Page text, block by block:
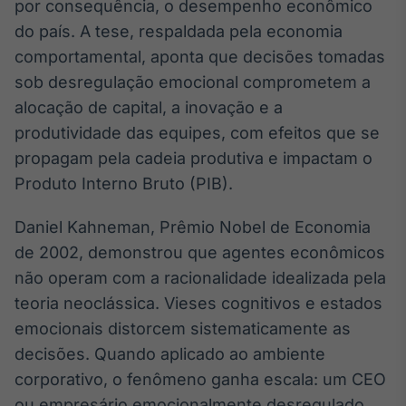
Broadcast
Ticker
Cotações e
notícias
Widgets
Componentes
funcionalidades
Broadcast
Wallboard
Conteúdos e
displays e telas
por consequência, o desempenho econômico
do país. A tese, respaldada pela economia
comportamental, aponta que decisões tomadas
sob desregulação emocional comprometem a
alocação de capital, a inovação e a
produtividade das equipes, com efeitos que se
propagam pela cadeia produtiva e impactam o
Produto Interno Bruto (PIB).
Daniel Kahneman, Prêmio Nobel de Economia
de 2002, demonstrou que agentes econômicos
não operam com a racionalidade idealizada pela
teoria neoclássica. Vieses cognitivos e estados
emocionais distorcem sistematicamente as
decisões. Quando aplicado ao ambiente
corporativo, o fenômeno ganha escala: um CEO